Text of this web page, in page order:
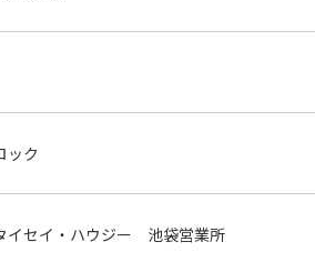
ック
イセイ・ハウジー 池袋営業所